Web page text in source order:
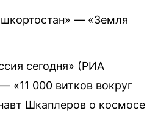
— «Земля
сегодня» (РИА
«11 000 витков вокруг
Шкаплеров о космосе